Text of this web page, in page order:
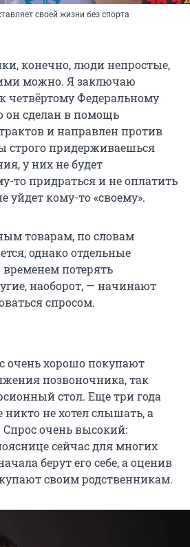
своей жизни без спорта
конечно, люди непростые,
можно. Я заключаю
четвёртому Федеральному
он сделан в помощь
и направлен против
строго придерживаешься
у них не будет
то придраться и не оплатить
уйдет кому-то «своему».
товарам, по словам
однако отдельные
временем потерять
наоборот, — начинают
спросом.
очень хорошо покупают
позвоночника, так
стол. Еще три года
не хотел слышать, а
Спрос очень высокий:
сейчас для многих
берут его себе, а оценив
своим родственникам.